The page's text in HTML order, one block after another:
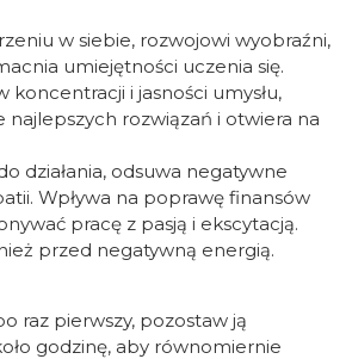
w siebie, rozwojowi wyobraźni,
umiejętności uczenia się.
koncentracji i jasności umysłu,
najlepszych rozwiązań i otwiera na
działania, odsuwa negatywne
Wpływa na poprawę finansów
pracę z pasją i ekscytacją.
przed negatywną energią.
raz pierwszy, pozostaw ją
godzinę, aby równomiernie